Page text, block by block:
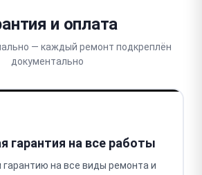
и оплата
— каждый ремонт подкреплён
документально
гарантия на все работы
на все виды ремонта и